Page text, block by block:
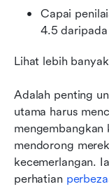
Capai
4.5 daripada
Lihat lebih
Adalah penting
utama harus
mengembangkan
mendorong
kecemerlangan.
perhatian